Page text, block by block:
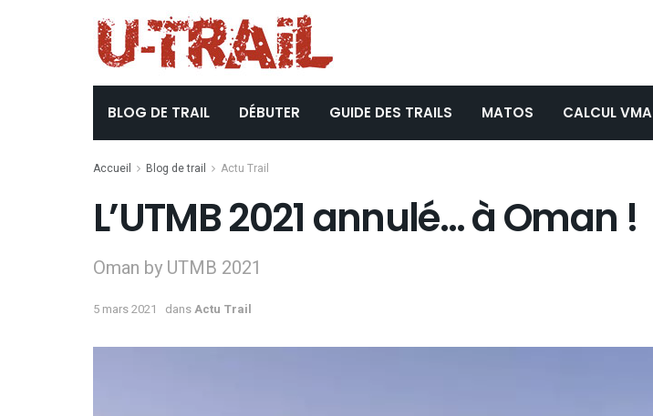
BLOG DE TRAIL DÉBUTER GUIDE DES TRAILS MATOS CALCUL VMA
Accueil Blog de trail Actu Trail
L’UTMB 2021 annulé… à Oman !
Oman by UTMB 2021
5 mars 2021 dansActu Trail